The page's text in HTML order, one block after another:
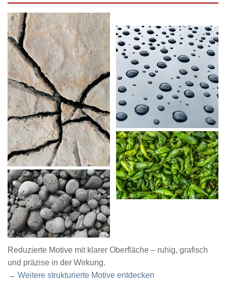
Reduzierte Motive mit klarer Oberfläche – ruhig, grafisch
und präzise in der Wirkung.
→ Weitere strukturierte Motive entdecken